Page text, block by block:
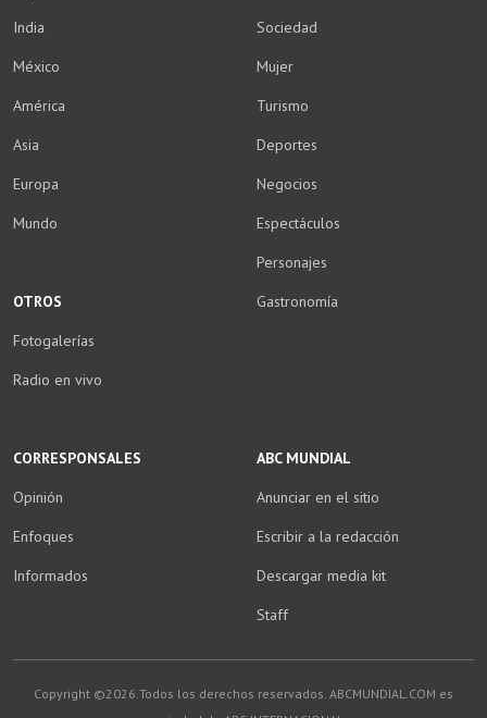
India
México
América
Asia
Europa
Mundo
Sociedad
Mujer
Turismo
Deportes
Negocios
Espectáculos
Personajes
Gastronomía
CORRESPONSALES
Opinión
Enfoques
Informados
OTROS
Fotogalerías
Radio en vivo
ABC MUNDIAL
Anunciar en el sitio
Escribir a la redacción
Descargar media kit
Staff
Copyright ©2026.Todos los derechos reservados. ABCMUNDIAL.COM es